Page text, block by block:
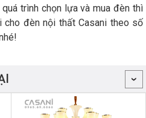
trình chọn lựa và mua đèn thì
cho đèn nội thất Casani theo số